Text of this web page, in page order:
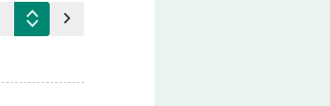
keyboard_arrow_right